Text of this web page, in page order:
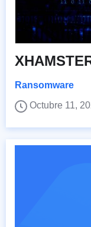
Ransomware
Octubre 11,